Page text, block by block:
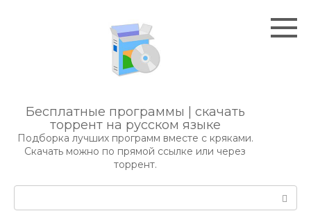
Бесплатные программы | скачать
торрент на русском языке
Подборка лучших программ вместе с кряками.
Скачать можно по прямой ссылке или через
торрент.